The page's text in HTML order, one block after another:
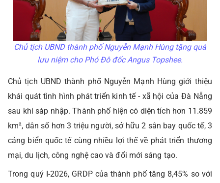
Chủ tịch UBND thành phố Nguyễn Mạnh Hùng tặng quà
lưu niệm cho Phó Đô đốc Angus Topshee.
Chủ tịch UBND thành phố Nguyễn Mạnh Hùng giới thiệu
khái quát tình hình phát triển kinh tế - xã hội của Đà Nẵng
sau khi sáp nhập. Thành phố hiện có diện tích hơn 11.859
km², dân số hơn 3 triệu người, sở hữu 2 sân bay quốc tế, 3
cảng biển quốc tế cùng nhiều lợi thế về phát triển thương
mại, du lịch, công nghệ cao và đổi mới sáng tạo.
Trong quý I-2026, GRDP của thành phố tăng 8,45% so với